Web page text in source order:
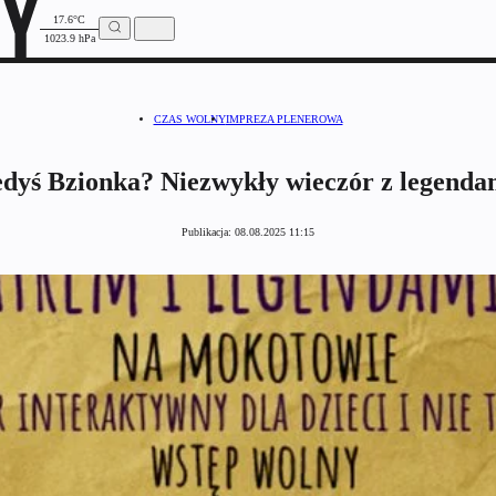
17.6°C
1023.9 hPa
CZAS WOLNYIMPREZA PLENEROWA
Bzionka? Niezwykły wieczór z
Publikacja: 08.08.2025 11:15